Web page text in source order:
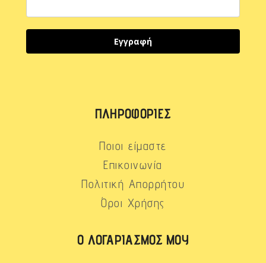
Εγγραφή
ΠΛΗΡΟΦΟΡΊΕΣ
Ποιοι είμαστε
Επικοινωνία
Πολιτική Απορρήτου
Όροι Χρήσης
Ο ΛΟΓΑΡΙΑΣΜΌΣ ΜΟΥ